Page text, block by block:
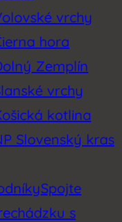
vrchy
hora
Zemplín
vrchy
kotlina
Slovenský kras
Spojte
s